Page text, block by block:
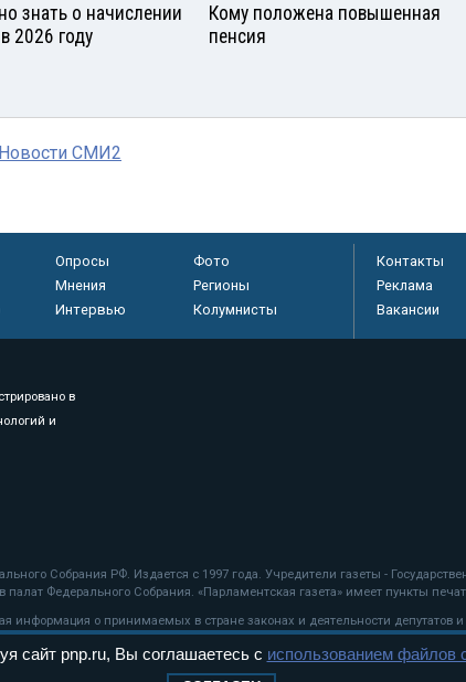
знать о начислении
2026 году
Кому положена повышенная
пенсия
Новости СМИ2
Опросы
Фото
Мнения
Регионы
Интервью Колумнисты
Контакты
Реклама
Вакансии
в
и
Собрания РФ. Издается с 1997 года. Учредители газеты -
Федерального Собрания. «Парламентская газета» имеет пункты
информация о принимаемых в стране законах и деятельности депутатов
сайт pnp.ru, Вы соглашаетесь с использованием файлов